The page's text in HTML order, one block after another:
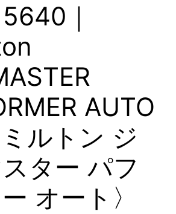
｜
AUTO
ミルトン ジ
ター パフ
オート〉